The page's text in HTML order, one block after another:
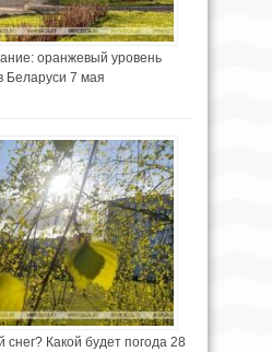
оранжевый уровень
Беларуси 7 мая
Какой будет погода 28